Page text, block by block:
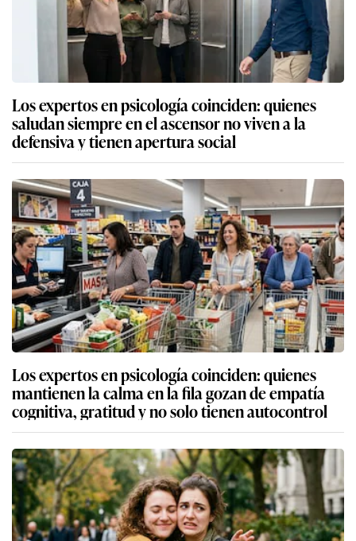
Los expertos en psicología coinciden: quienes
saludan siempre en el ascensor no viven a la
defensiva y tienen apertura social
Los expertos en psicología coinciden: quienes
mantienen la calma en la fila gozan de empatía
cognitiva, gratitud y no solo tienen autocontrol